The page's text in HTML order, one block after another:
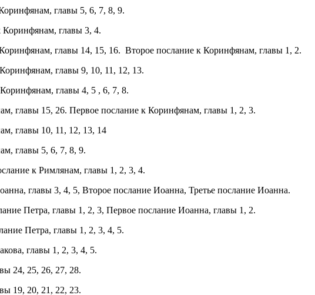
главы 5, 6, 7, 8, 9.
Коринфянам, главы 3, 4.
главы 14, 15, 16. Второе послание к Коринфянам, главы 1, 2.
главы 9, 10, 11, 12, 13.
главы 4, 5 , 6, 7, 8.
главы 15, 26. Первое послание к Коринфянам, главы 1, 2, 3.
главы 10, 11, 12, 13, 14
главы 5, 6, 7, 8, 9.
к Римлянам, главы 1, 2, 3, 4.
главы 3, 4, 5, Второе послание Иоанна, Третье послание Иоанна.
Петра, главы 1, 2, 3, Первое послание Иоанна, главы 1, 2.
Петра, главы 1, 2, 3, 4, 5.
главы 1, 2, 3, 4, 5.
24, 25, 26, 27, 28.
19, 20, 21, 22, 23.